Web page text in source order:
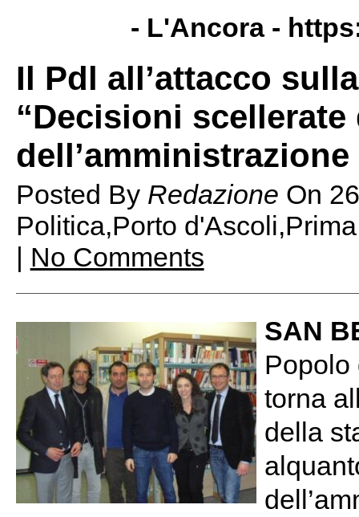
- L'Ancora -
Il Pdl all’attacco
“Decisioni scellerate
Posted By Redazione On
Politica,Porto
| No Comments
SAN
Popolo
torna
della